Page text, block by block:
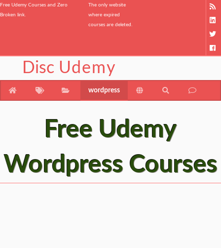
Free Udemy Courses and Zero
Broken link.
The only website
where expired
courses are deleted.
Disc Udemy
wordpress
Free Udemy
Wordpress Courses